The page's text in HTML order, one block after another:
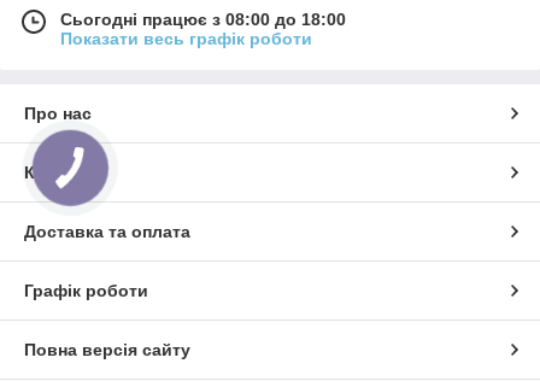
Сьогодні працює з 08:00 до 18:00
Показати весь графік роботи
Про нас
Контакти
Доставка та оплата
Графік роботи
Повна версія сайту